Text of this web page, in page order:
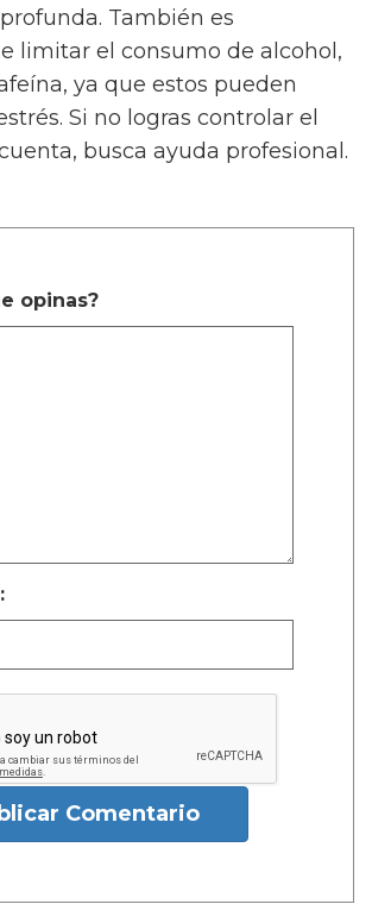
También es
limitar el consumo de alcohol,
ya que estos pueden
Si no logras controlar el
busca ayuda profesional.
opinas?
Comentario